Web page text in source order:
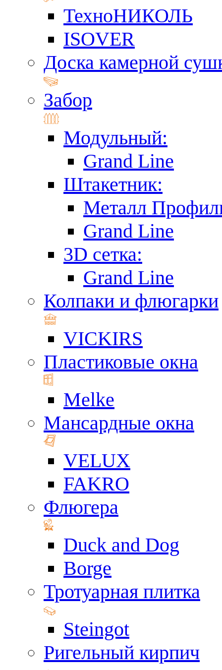
ТехноНИКОЛЬ
ISOVER
Доска камерной
Забор
Модульный:
Grand Line
Штакетник:
Металл
Grand Line
3D сетка:
Grand Line
Колпаки и флюгарки
VICKIRS
Пластиковые окна
Melke
Мансардные окна
VELUX
FAKRO
Флюгера
Duck and Dog
Borge
Тротуарная плитка
Steingot
Ригельный кирпич